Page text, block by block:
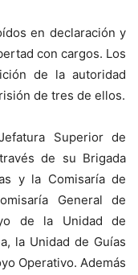
en declaración y
con cargos. Los
de la autoridad
de tres de ellos.
Superior de
de su Brigada
y la Comisaría de
General de
de la Unidad de
la Unidad de Guías
Operativo. Además